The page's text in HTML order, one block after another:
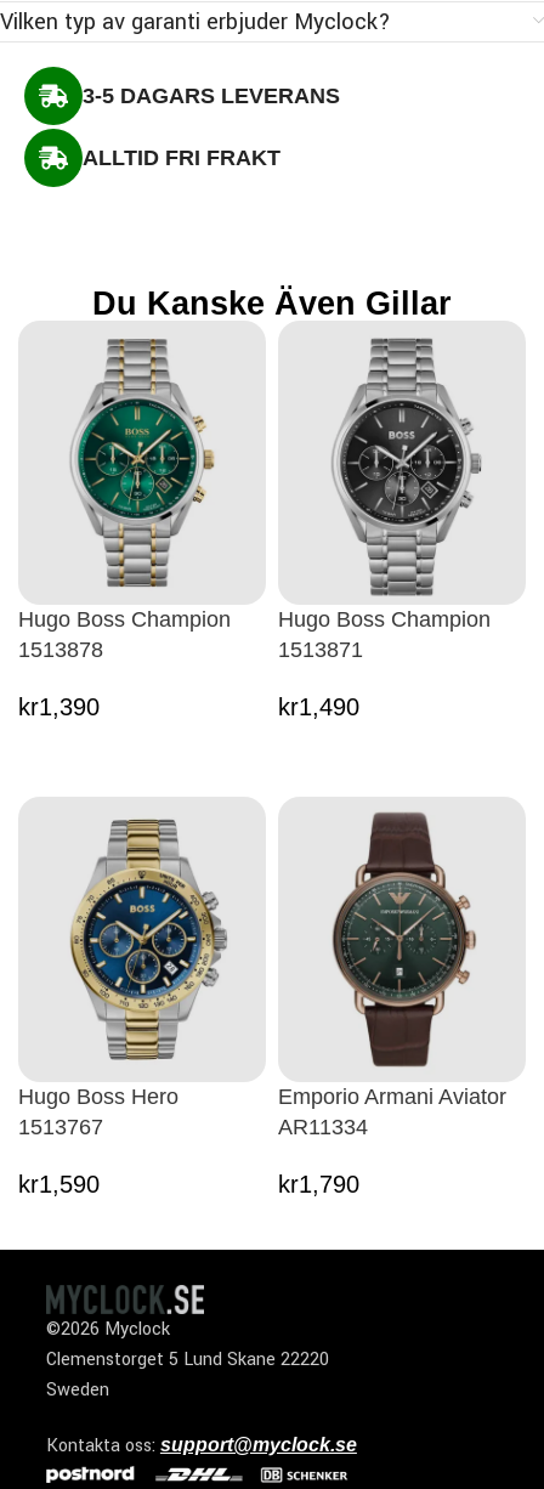
Vilken typ av garanti erbjuder Myclock?
3-5 DAGARS LEVERANS
ALLTID FRI FRAKT
Du Kanske Även Gillar
Hugo Boss Champion
1513878
kr1,390
Hugo Boss Champion
1513871
kr1,490
Hugo Boss Hero
1513767
kr1,590
Emporio Armani Aviator
AR11334
kr1,790
©2026 Myclock
Clemenstorget 5 Lund Skane 22220
Sweden
Kontakta oss: support@myclock.se